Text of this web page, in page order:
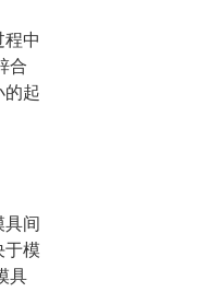
中
合
的起
间
于模
具